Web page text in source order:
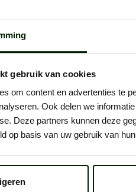
gebruik van cookies
om content en advertenties te
Ook delen we
Deze partners kunnen deze
op basis van uw gebruik van
te worden. Dat werkt als
Stap 2: telefonisch
contact
We bellen je op. Als het klikt,
maken we persoonlijk kennis.
bespreken het werk, wie je
wáár je graag wilt werken.Des te
eerlijker je bent, des te